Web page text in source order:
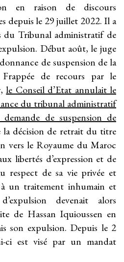
en raison de discours
depuis le 29 juillet 2022. Il a
du Tribunal administratif de
Début août, le juge
de suspension de la
Frappée de recours par le
le Conseil d’Etat annulait le
du tribunal administratif
de suspension de
la décision de retrait du titre
vers le Royaume du Maroc
libertés d’expression et de
respect de sa vie privée et
à un traitement inhumain et
devenait alors
de Hassan Iquioussen en
son expulsion. Depuis le 2
ci est visé par un mandat